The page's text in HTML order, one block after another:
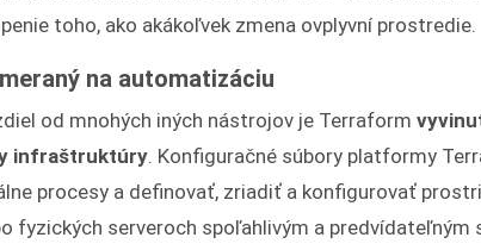
toho, ako akákoľvek zmena ovplyvní prostredie.
na automatizáciu
od mnohých iných nástrojov je Terraform
infraštruktúry. Konfiguračné súbory platformy
procesy a definovať, zriadiť a konfigurovať
fyzických serveroch spoľahlivým a